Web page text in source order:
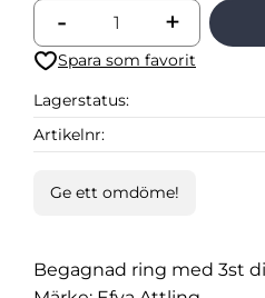
+
-
Lägg till i favoriter
Lagerstatus
Artikelnr
Ge ett omdöme!
Begagnad ring med 3st